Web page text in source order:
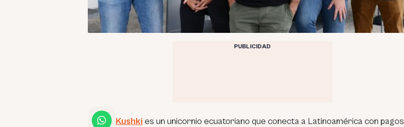
PUBLICIDAD
Kushki es un unicornio ecuatoriano que conecta a Latinoamérica con pagos